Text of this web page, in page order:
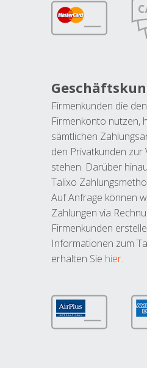
Firmenkunden die
Firmenkonto nutzen,
sämtlichen
den Privatkunden zur
stehen. Darüber
Talixo
Auf Anfrage können
Zahlungen via
Firmenkunden
Informationen zum
erhalten Sie hier.